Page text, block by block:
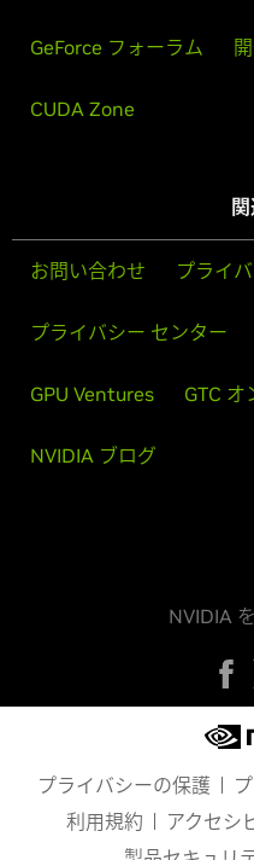
GeForce フォーラム
CUDA Zone
お問い合わせ プライ
プライバシー センター
GPU Ventures GTC オ
NVIDIA ブログ
NVIDIA
プライバシーの保護
利用規約
アクセシ